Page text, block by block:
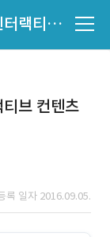
마이크로사이트 및 사이트 내 인터랙티브 컨텐츠 개발
브 컨텐츠
록 일자 2016.09.05.